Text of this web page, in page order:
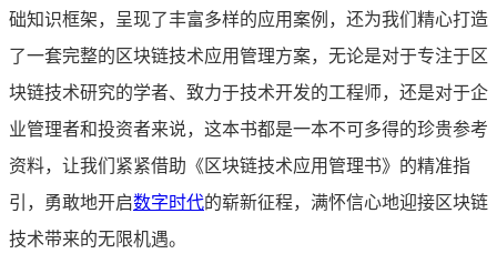
础知识框架，呈现了丰富多样的应用案例，还为我们精心打造
了一套完整的区块链技术应用管理方案，无论是对于专注于区
块链技术研究的学者、致力于技术开发的工程师，还是对于企
业管理者和投资者来说，这本书都是一本不可多得的珍贵参考
资料，让我们紧紧借助《区块链技术应用管理书》的精准指
引，勇敢地开启数字时代的崭新征程，满怀信心地迎接区块链
技术带来的无限机遇。